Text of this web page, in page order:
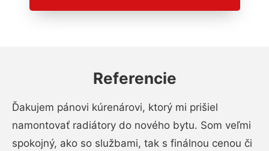
Referencie
Ďakujem pánovi kúrenárovi, ktorý mi prišiel
namontovať radiátory do nového bytu. Som veľmi
spokojný, ako so službami, tak s finálnou cenou či